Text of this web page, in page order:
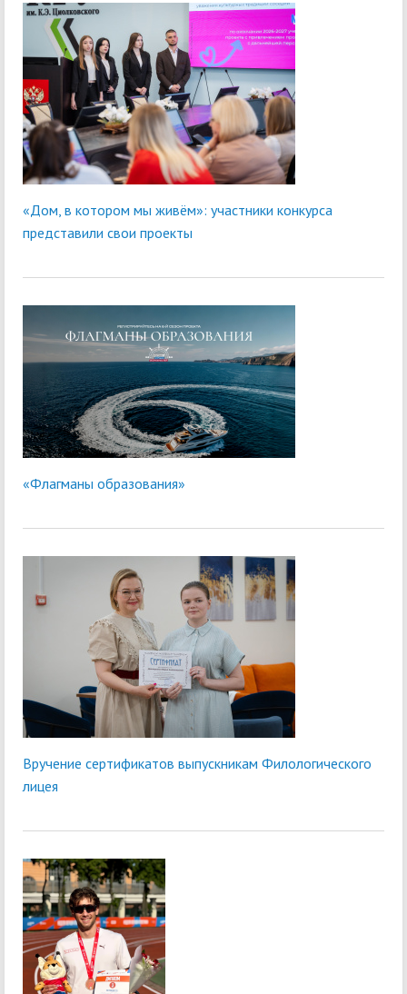
«Дом, в котором мы живём»: участники конкурса
представили свои проекты
«Флагманы образования»
Вручение сертификатов выпускникам Филологического
лицея